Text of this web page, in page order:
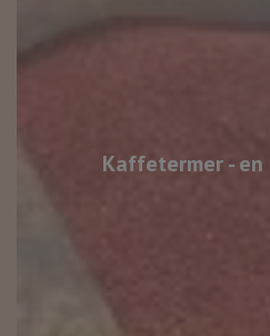
Kaffetermer -